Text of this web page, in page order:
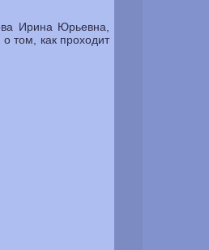
Ирина Юрьевна,
том, как проходит